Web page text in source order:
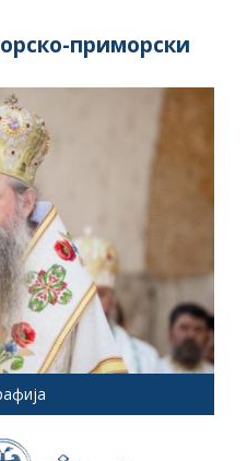
приморски